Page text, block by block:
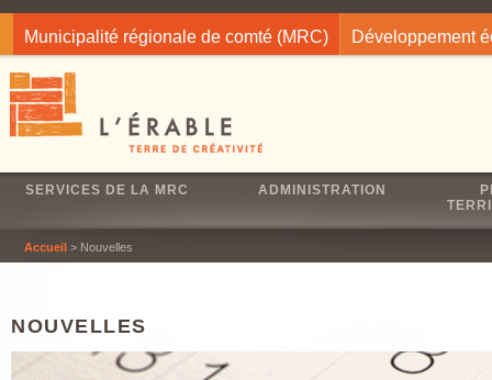
Municipalité régionale de comté (MRC) Développement
SERVICES DE LA MRC ADMINISTRATION
Accueil > Nouvelles
NOUVELLES